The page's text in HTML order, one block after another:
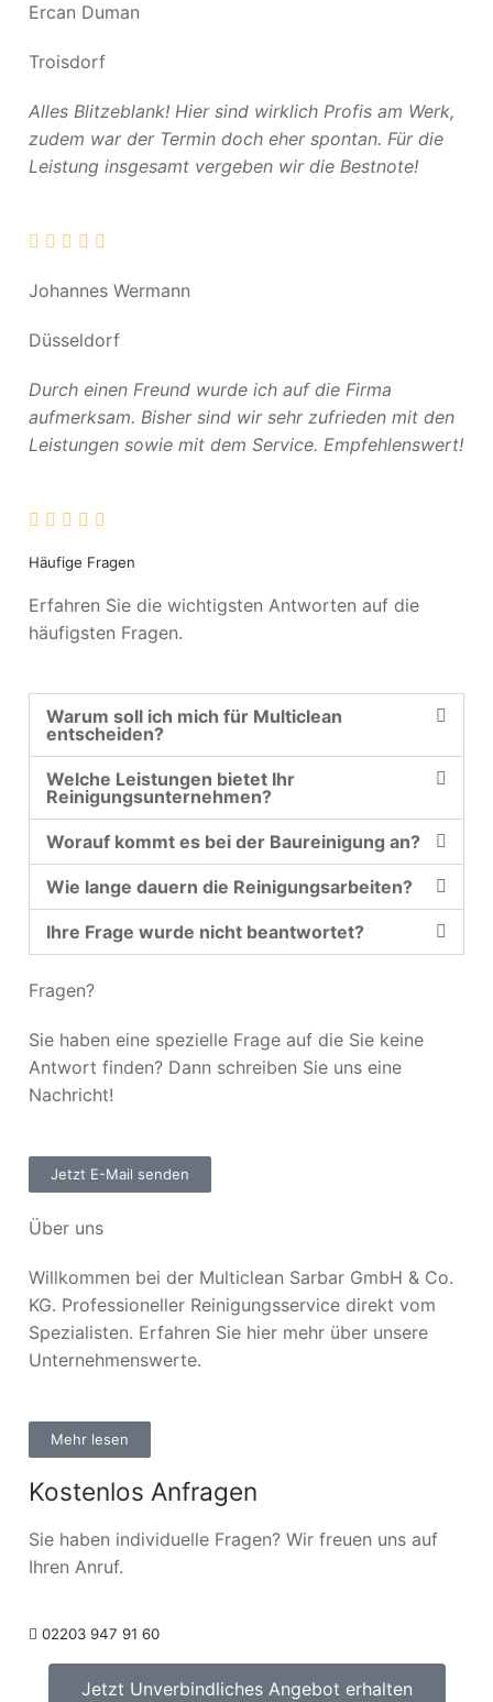
Ercan Duman
Troisdorf
Alles Blitzeblank! Hier sind wirklich Profis am Werk,
zudem war der Termin doch eher spontan. Für die
Leistung insgesamt vergeben wir die Bestnote!
Johannes Wermann
Düsseldorf
Durch einen Freund wurde ich auf die Firma
aufmerksam. Bisher sind wir sehr zufrieden mit den
Leistungen sowie mit dem Service. Empfehlenswert!
Häufige Fragen
Erfahren Sie die wichtigsten Antworten auf die
häufigsten Fragen.
Warum soll ich mich für Multiclean
entscheiden?
Welche Leistungen bietet Ihr
Reinigungsunternehmen?
Worauf kommt es bei der Baureinigung an?
Wie lange dauern die Reinigungsarbeiten?
Ihre Frage wurde nicht beantwortet?
Fragen?
Sie haben eine spezielle Frage auf die Sie keine
Antwort finden? Dann schreiben Sie uns eine
Nachricht!
Jetzt E-Mail senden
Über uns
Willkommen bei der Multiclean Sarbar GmbH & Co.
KG. Professioneller Reinigungsservice direkt vom
Spezialisten. Erfahren Sie hier mehr über unsere
Unternehmenswerte.
Mehr lesen
Kostenlos Anfragen
Sie haben individuelle Fragen? Wir freuen uns auf
Ihren Anruf.
02203 947 91 60
Jetzt Unverbindliches Angebot erhalten